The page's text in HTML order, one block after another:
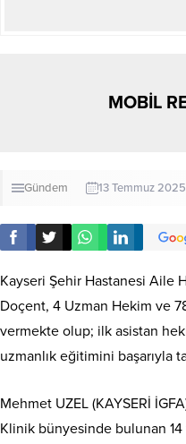
MOBİL
Gündem 13 Temmuz
Kayseri Şehir Hastanesi Aile
Doçent, 4 Uzman Hekim ve
vermekte olup; ilk asistan
uzmanlık eğitimini başarıyla
Mehmet UZEL (KAYSERİ
Klinik bünyesinde bulunan 14